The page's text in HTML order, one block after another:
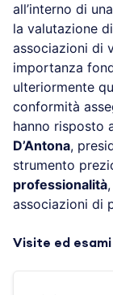
all’interno di
la valutazione
associazioni di
importanza
ulteriormente
conformità
hanno risposto
D’Antona,
strumento
professionalità
associazioni di
Visite ed esami